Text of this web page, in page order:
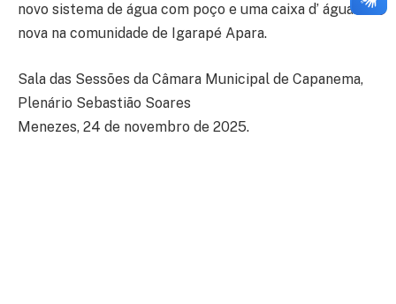
novo sistema de água com poço e uma caixa d’ água
nova na comunidade de Igarapé Apara.
Sala das Sessões da Câmara Municipal de Capanema,
Plenário Sebastião Soares
Menezes, 24 de novembro de 2025.